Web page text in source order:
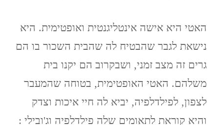
האטי היא אישה אינטליגנטית ואופטימית. היא
נישאת לגבר שהבטיח לה שהבית השכור בו הם
גרים זה מצב זמני, ושבקרוב הם יקנו בית
משלהם. האטי האופטימית, בטוחה שהמעבר
לצפון, לפילדלפיה, יביא לה חיי איכות וצדק
והיא קוראת לתאומים שלה פילדלפיה וג'ובילי :